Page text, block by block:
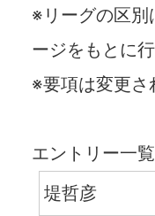
※リーグの区別
ージをもとに行
※要項は変更さ
エントリー一覧
堤哲彦